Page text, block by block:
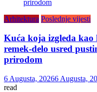
Arhitektura Poslednje vijesti
Kuća koja izgleda
remek-delo usred
prirodom
6 Augusta, 20266 Augusta,
read